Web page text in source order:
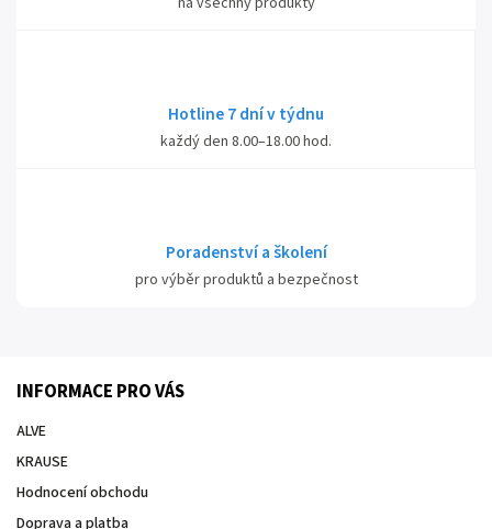
Hotline 7 dní v týdnu
každý den 8.00–18.00 hod.
Poradenství a školení
pro výběr produktů a bezpečnost
INFORMACE PRO VÁS
ALVE
KRAUSE
Hodnocení obchodu
Doprava a platba